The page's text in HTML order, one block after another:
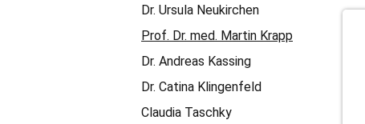
Dr. Ursula Neukirchen
Prof. Dr. med. Martin Krapp
Dr. Andreas Kassing
Dr. Catina Klingenfeld
Claudia Taschky